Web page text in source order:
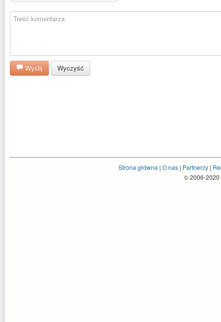
Wyślij Wyczyść
Strona główna | O nas| Partnerzy|
© 2006-2020